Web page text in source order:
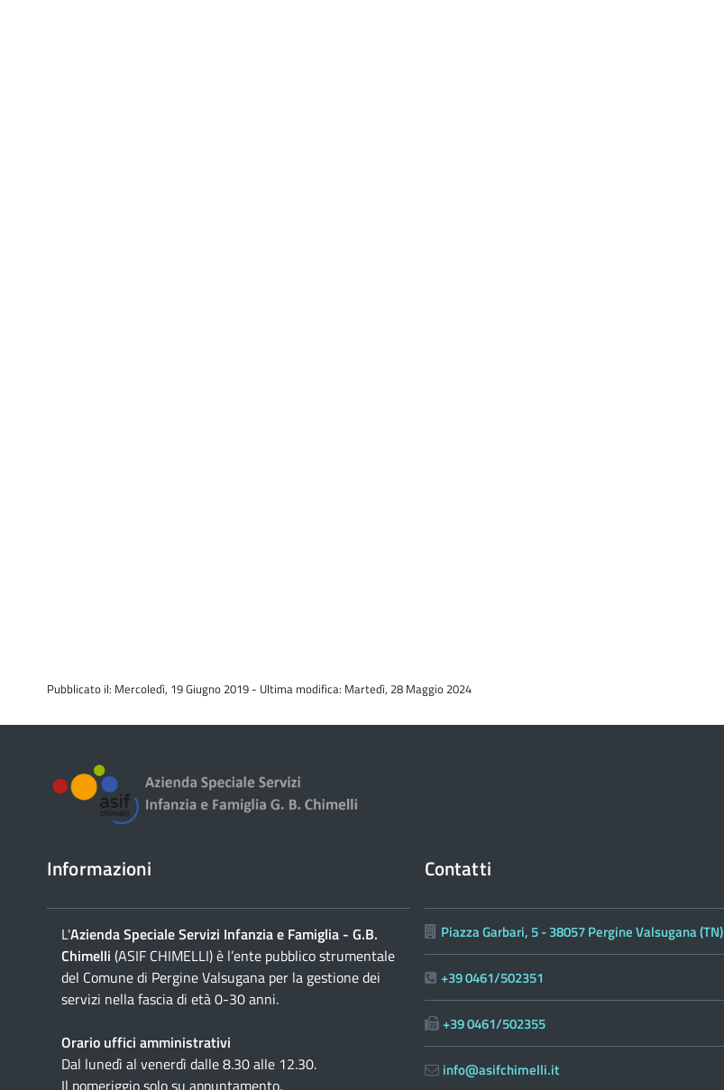
Pubblicato il: Mercoledì, 19 Giugno 2019 - Ultima modifica: Martedì, 28 Maggio 2024
Informazioni
L'Azienda Speciale Servizi Infanzia e Famiglia - G.B.
Chimelli (ASIF CHIMELLI) è l’ente pubblico strumentale
del Comune di Pergine Valsugana per la gestione dei
servizi nella fascia di età 0-30 anni.
Orario uffici amministrativi
Dal lunedì al venerdì dalle 8.30 alle 12.30.
Il pomeriggio solo su appuntamento.
Contatti
Piazza Garbari, 5 - 38057 Pergine Valsugana (TN)
+39 0461/502351
+39 0461/502355
info@asifchimelli.it